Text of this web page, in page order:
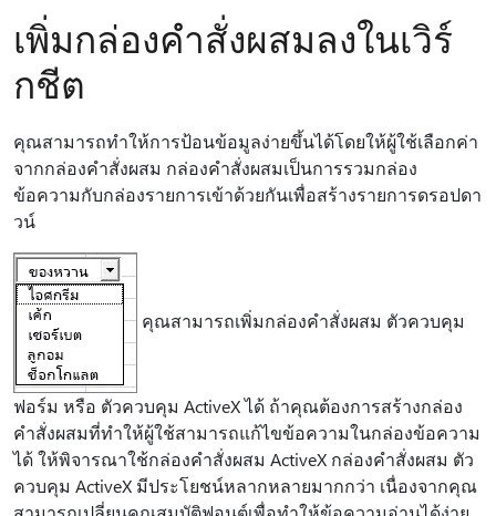
เพิ่มกล่องคำสั่งผสมลงในเวิร์
กชีต
คุณสามารถทําให้การป้อนข้อมูลง่ายขึ้นได้โดยให้ผู้ใช้เลือกค่า
จากกล่องคําสั่งผสม กล่องคําสั่งผสมเป็นการรวมกล่อง
ข้อความกับกล่องรายการเข้าด้วยกันเพื่อสร้างรายการดรอปดา
วน์
คุณสามารถเพิ่มกล่องคําสั่งผสม ตัวควบคุม
ฟอร์ม หรือ ตัวควบคุม ActiveX ได้ ถ้าคุณต้องการสร้างกล่อง
คําสั่งผสมที่ทําให้ผู้ใช้สามารถแก้ไขข้อความในกล่องข้อความ
ได้ ให้พิจารณาใช้กล่องคําสั่งผสม ActiveX กล่องคําสั่งผสม ตัว
ควบคุม ActiveX มีประโยชน์หลากหลายมากกว่า เนื่องจากคุณ